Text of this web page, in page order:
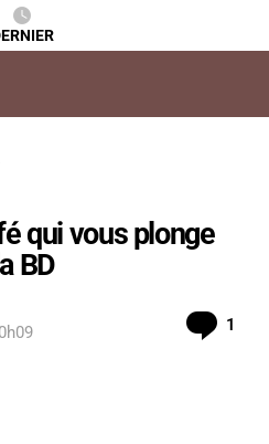
qui vous plonge
BD
1